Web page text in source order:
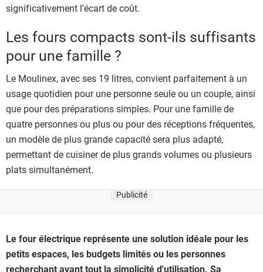
significativement l'écart de coût.
Les fours compacts sont-ils suffisants
pour une famille ?
Le Moulinex, avec ses 19 litres, convient parfaitement à un
usage quotidien pour une personne seule ou un couple, ainsi
que pour des préparations simples. Pour une famille de
quatre personnes ou plus ou pour des réceptions fréquentes,
un modèle de plus grande capacité sera plus adapté,
permettant de cuisiner de plus grands volumes ou plusieurs
plats simultanément.
Publicité
Le four électrique représente une solution idéale pour les
petits espaces, les budgets limités ou les personnes
recherchant avant tout la simplicité d'utilisation. Sa